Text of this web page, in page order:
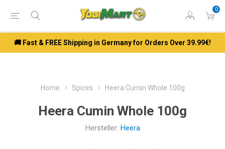
0
🚚 Fast & FREE Shipping in Germany for Orders Over 39.99€!
Home Spices Heera Cumin Whole 100g
Heera Cumin Whole 100g
Hersteller: Heera